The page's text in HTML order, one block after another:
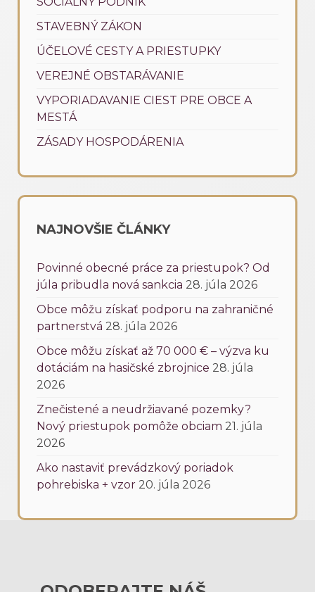
STAVEBNÝ ZÁKON
ÚČELOVÉ CESTY A PRIESTUPKY
VEREJNÉ OBSTARÁVANIE
VYPORIADAVANIE CIEST PRE OBCE A
MESTÁ
ZÁSADY HOSPODÁRENIA
NAJNOVŠIE ČLÁNKY
Povinné obecné práce za priestupok? Od
júla pribudla nová sankcia 28. júla 2026
Obce môžu získať podporu na zahraničné
partnerstvá 28. júla 2026
Obce môžu získať až 70 000 € – výzva ku
dotáciám na hasičské zbrojnice 28. júla
2026
Znečistené a neudržiavané pozemky?
Nový priestupok pomôže obciam 21. júla
2026
Ako nastaviť prevádzkový poriadok
pohrebiska + vzor 20. júla 2026